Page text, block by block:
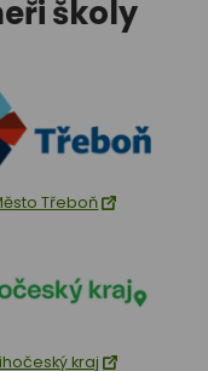
školy
Třeboň
kraj